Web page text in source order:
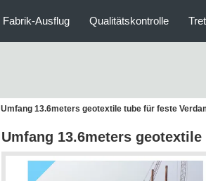
Fabrik-Ausflug Qualitätskontrolle
Umfang 13.6meters geotextile tube für feste
Umfang 13.6meters